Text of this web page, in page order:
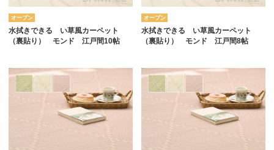
オープン
水拭きできる い草風カーペット
（裏貼り） モンド 江戸間10帖
オープン
水拭きできる い草風カーペット
（裏貼り） モンド 江戸間8帖